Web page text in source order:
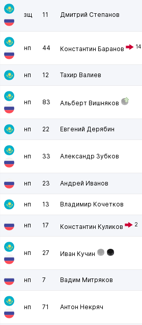
зщ 11 Дмитрий Степанов
нп 44 Константин Баранов 14
нп 12 Тахир Валиев
нп 83 Альберт Вишняков
нп 22 Евгений Дерябин
нп 33 Александр Зубков
нп 23 Андрей Иванов
нп 13 Владимир Кочетков
нп 17 Константин Куликов 2
нп 27 Иван Кучин
нп 7 Вадим Митряков
нп 71 Антон Некряч